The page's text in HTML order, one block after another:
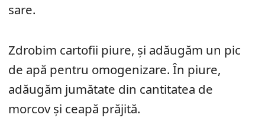
sare.
Zdrobim cartofii piure, și adăugăm un pic
de apă pentru omogenizare. În piure,
adăugăm jumătate din cantitatea de
morcov şi ceapă prăjită.